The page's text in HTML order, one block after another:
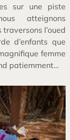
sur une piste
atteignons
l’oued
d’enfants que
femme
patiemment…